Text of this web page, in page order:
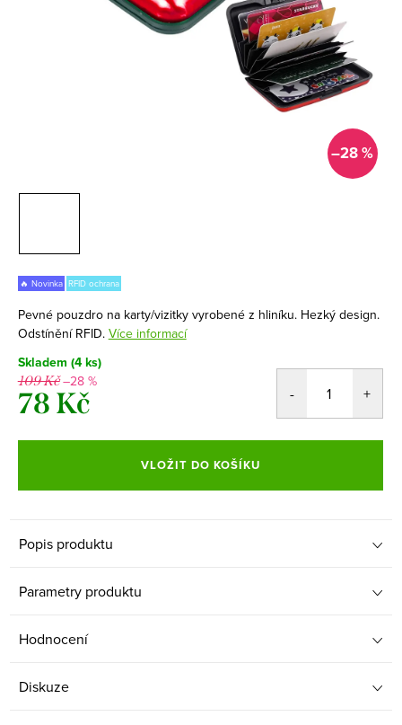
–28 %
🔥 Novinka RFID ochrana
Pevné pouzdro na karty/vizitky vyrobené z hliníku. Hezký design.
Odstínění RFID. Více informací
Skladem (4 ks)
109 Kč–28 %
78 Kč
cena:
VLOŽIT DO KOŠÍKU
Popis produktu
Parametry produktu
Hodnocení
Diskuze